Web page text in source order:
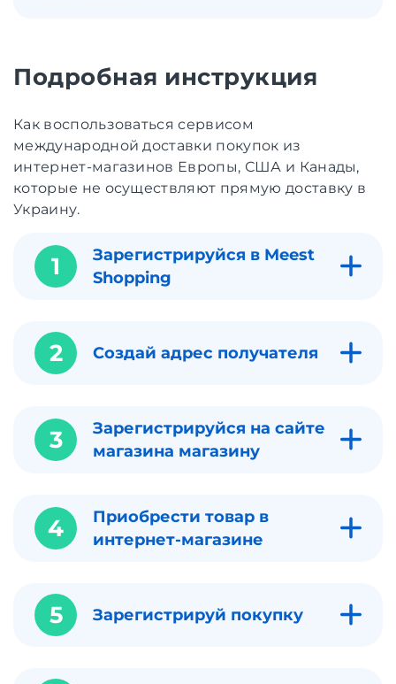
Подробная инструкция
Как воспользоваться сервисом
международной доставки покупок из
интернет-магазинов Европы, США и Канады,
которые не осуществляют прямую доставку в
Украину.
1
Зарегистрируйся в Meest
Shopping
2 Создай адрес получателя
3
Зарегистрируйся на сайте
магазина магазину
4
Приобрести товар в
интернет-магазине
5 Зарегистрируй покупку